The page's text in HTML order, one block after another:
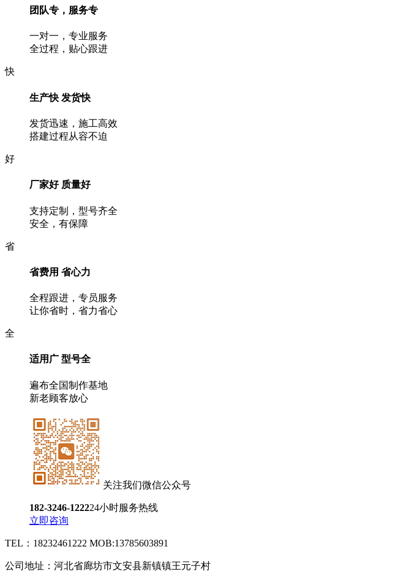
团队专，服务专
一对一，专业服务
全过程，贴心跟进
快
生产快 发货快
发货迅速，施工高效
搭建过程从容不迫
好
厂家好 质量好
支持定制，型号齐全
安全，有保障
省
省费用 省心力
全程跟进，专员服务
让你省时，省力省心
全
适用广 型号全
遍布全国制作基地
新老顾客放心
关注我们微信公众号
182-3246-122224小时服务热线
立即咨询
TEL：18232461222 MOB:13785603891
公司地址：河北省廊坊市文安县新镇镇王元子村